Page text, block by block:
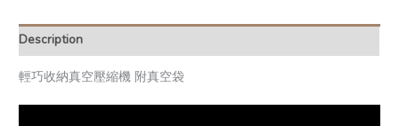
Description
輕巧收納真空壓縮機 附真空袋